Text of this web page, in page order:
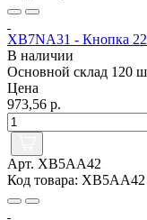
XB7NA31 - Кнопка
В наличии
Основной склад 120
Цена
973,56 р.
Арт. XB5AA42
Код товара: XB5AA42